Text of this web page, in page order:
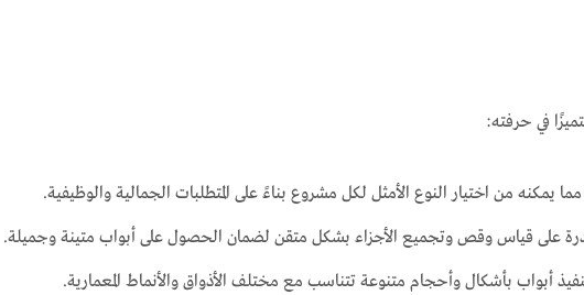
في حرفته:
من اختيار النوع الأمثل لكل مشروع بناءً على المتطلبات الجمالية والوظيفية.
على قياس وقص وتجميع الأجزاء بشكل متقن لضمان الحصول على أبواب متينة وجميلة.
أبواب بأشكال وأحجام متنوعة تتناسب مع مختلف الأذواق والأنماط المعمارية.